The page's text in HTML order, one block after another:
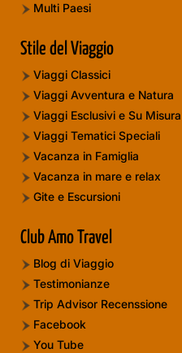
Multi Paesi
Stile del Viaggio
Viaggi Classici
Viaggi Avventura e Natura
Viaggi Esclusivi e Su Misura
Viaggi Tematici Speciali
Vacanza in Famiglia
Vacanza in mare e relax
Gite e Escursioni
Club Amo Travel
Blog di Viaggio
Testimonianze
Trip Advisor Recenssione
Facebook
You Tube